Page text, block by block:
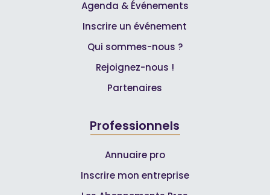
Agenda & Événements
Inscrire un événement
Qui sommes-nous ?
Rejoignez-nous !
Partenaires
Professionnels
Annuaire pro
Inscrire mon entreprise